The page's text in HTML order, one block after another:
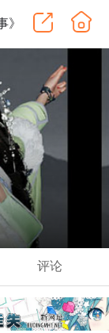
》
评论